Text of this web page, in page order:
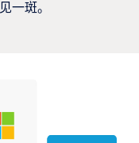
一斑。